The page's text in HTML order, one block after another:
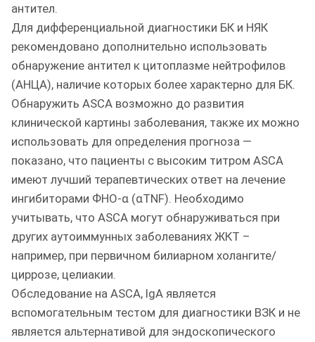
антител.
Для дифференциальной диагностики БК и НЯК
рекомендовано дополнительно использовать
обнаружение антител к цитоплазме нейтрофилов
(АНЦА), наличие которых более характерно для БК.
Обнаружить ASCA возможно до развития
клинической картины заболевания, также их можно
использовать для определения прогноза —
показано, что пациенты с высоким титром ASCA
имеют лучший терапевтических ответ на лечение
ингибиторами ФНО-α (αTNF). Необходимо
учитывать, что ASCA могут обнаруживаться при
других аутоиммунных заболеваниях ЖКТ –
например, при первичном билиарном холангите/
циррозе, целиакии.
Обследование на ASCA, IgA является
вспомогательным тестом для диагностики ВЗК и не
является альтернативой для эндоскопического